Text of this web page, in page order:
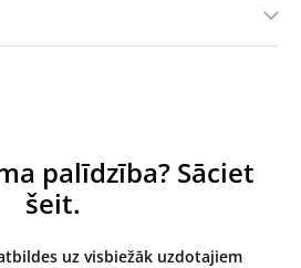
palīdzība? Sāciet
šeit.
uz visbiežāk uzdotajiem